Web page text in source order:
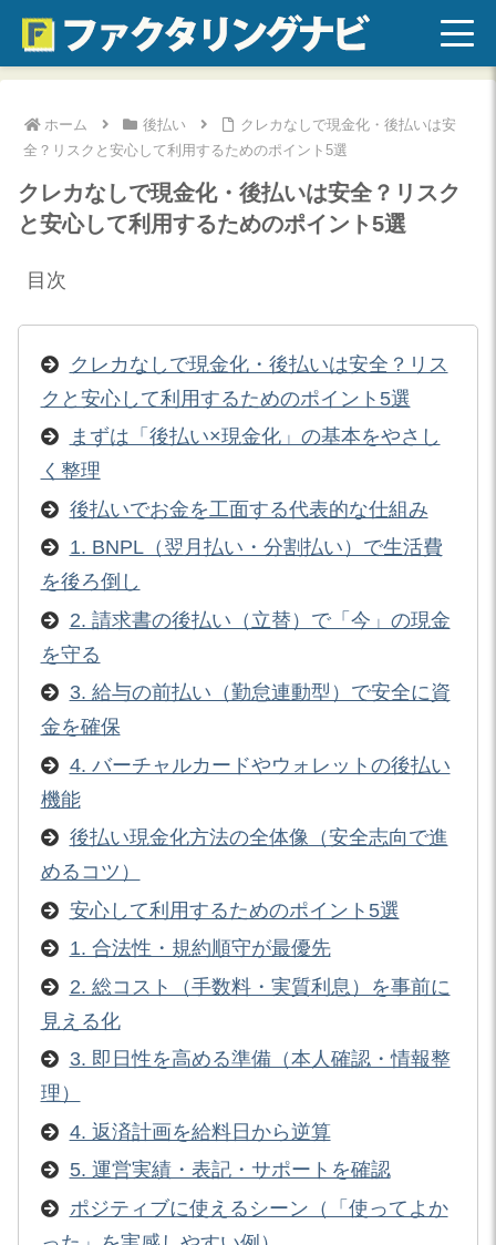
ホーム 後払い
クレカなしで現金化・後払いは安
全？リスクと安心して利用するためのポイント5選
クレカなしで現金化・後払いは安全？リスク
と安心して利用するためのポイント5選
目次
クレカなしで現金化・後払いは安全？リス
クと安心して利用するためのポイント5選
まずは「後払い×現金化」の基本をやさし
く整理
後払いでお金を工面する代表的な仕組み
1. BNPL（翌月払い・分割払い）で生活費
を後ろ倒し
2. 請求書の後払い（立替）で「今」の現金
を守る
3. 給与の前払い（勤怠連動型）で安全に資
金を確保
4. バーチャルカードやウォレットの後払い
機能
後払い現金化方法の全体像（安全志向で進
めるコツ）
安心して利用するためのポイント5選
1. 合法性・規約順守が最優先
2. 総コスト（手数料・実質利息）を事前に
見える化
3. 即日性を高める準備（本人確認・情報整
理）
4. 返済計画を給料日から逆算
5. 運営実績・表記・サポートを確認
ポジティブに使えるシーン（「使ってよか